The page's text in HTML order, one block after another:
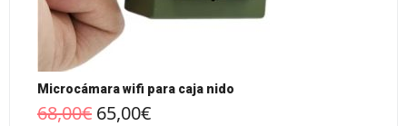
Microcámara wifi para caja nido
68,00€ 65,00€